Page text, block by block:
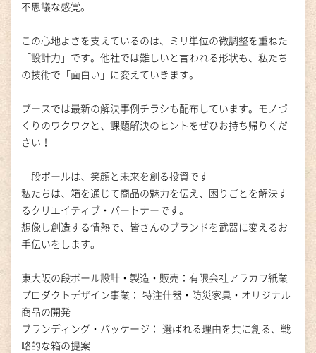
不思議な感覚。
この心地よさを支えているのは、ミリ単位の微調整を重ねた
「設計力」です。他社では難しいと言われる形状も、私たち
の技術で「面白い」に変えていきます。
ブースでは最新の解決事例チラシも配布しています。モノづ
くりのワクワクと、課題解決のヒントをぜひお持ち帰りくだ
さい！
「段ボールは、笑顔と未来を創る投資です」
私たちは、箱を通じて商品の魅力を伝え、困りごとを解決す
るクリエイティブ・パートナーです。
想像し創造する情熱で、皆さんのブランドを武器に変えるお
手伝いをします。
東大阪の段ボール設計・製造・販売：有限会社アラカワ紙業
プロダクトデザイン事業： 特注什器・防災家具・オリジナル
商品の開発
ブランディング・パッケージ： 選ばれる理由を共に創る、戦
略的な箱の提案